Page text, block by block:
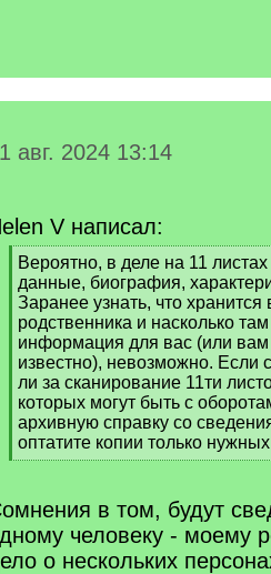
авг. 2024 13:14
V написал:
[
q
]
Вероятно, в деле на 11
данные, биография,
Заранее узнать, что
родственника и насколько
информация для вас (или
известно), невозможно. Если
ли за сканирование 11ти
которых могут быть с
архивную справку со
оптатите копии только
[
q
]
в том, будут
человеку - моему
о нескольких